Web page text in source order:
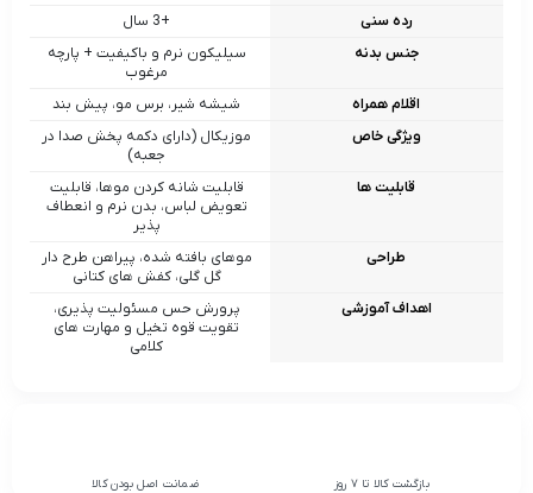
رده سنی
+3 سال
جنس بدنه
سیلیکون نرم و باکیفیت + پارچه
مرغوب
اقلام همراه
شیشه شیر، برس مو، پیش‌ بند
ویژگی خاص
موزیکال (دارای دکمه پخش صدا در
جعبه)
قابلیت ها
قابلیت شانه کردن موها، قابلیت
تعویض لباس، بدن نرم و انعطاف‌
پذیر
طراحی
موهای بافته‌ شده، پیراهن طرح‌ دار
گل‌ گلی، کفش‌ های کتانی
اهداف آموزشی
پرورش حس مسئولیت‌ پذیری،
تقویت قوه تخیل و مهارت‌ های
کلامی
بازگشت کالا تا 7 روز ضمانت اصل بودن کالا